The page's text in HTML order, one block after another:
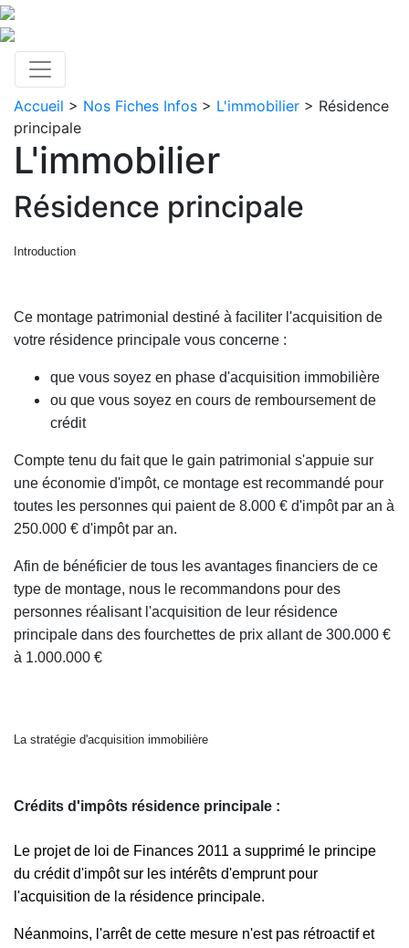
Accueil > Nos Fiches Infos > L'immobilier > Résidence
principale
L'immobilier
Résidence principale
Introduction
Ce montage patrimonial destiné à faciliter l'acquisition de
votre résidence principale vous concerne :
que vous soyez en phase d'acquisition immobilière
ou que vous soyez en cours de remboursement de
crédit
Compte tenu du fait que le gain patrimonial s'appuie sur
une économie d'impôt, ce montage est recommandé pour
toutes les personnes qui paient de 8.000 € d'impôt par an à
250.000 € d'impôt par an.
Afin de bénéficier de tous les avantages financiers de ce
type de montage, nous le recommandons pour des
personnes réalisant l'acquisition de leur résidence
principale dans des fourchettes de prix allant de 300.000 €
à 1.000.000 €
La stratégie d'acquisition immobilière
Crédits d'impôts résidence principale :
Le projet de loi de Finances 2011 a supprimé le principe
du crédit d'impôt sur les intérêts d'emprunt pour
l'acquisition de la résidence principale.
Néanmoins, l'arrêt de cette mesure n'est pas rétroactif et